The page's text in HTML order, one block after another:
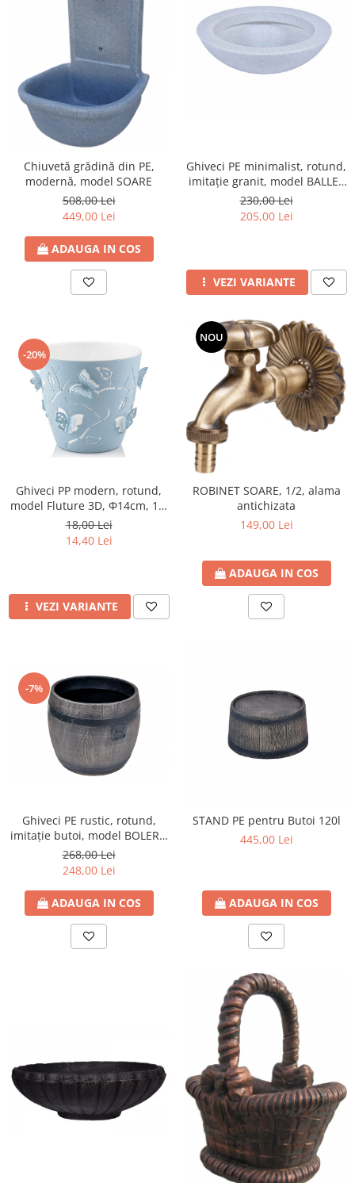
Chiuvetă grădină din PE,
modernă, model SOARE
508,00 Lei
449,00 Lei
ADAUGA IN COS
Ghiveci PE minimalist, rotund,
imitație granit, model BALLET
600
230,00 Lei
205,00 Lei
VEZI VARIANTE
-20%
Ghiveci PP modern, rotund,
model Fluture 3D, Φ14cm, 1.4
litri
18,00 Lei
14,40 Lei
VEZI VARIANTE
NOU
ROBINET SOARE, 1/2, alama
antichizata
149,00 Lei
ADAUGA IN COS
-7%
Ghiveci PE rustic, rotund,
imitație butoi, model BOLERO
L
268,00 Lei
248,00 Lei
ADAUGA IN COS
STAND PE pentru Butoi 120l
445,00 Lei
ADAUGA IN COS